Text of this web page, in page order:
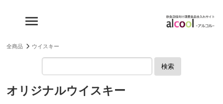
全商品 ウイスキー
検索
オリジナルウイスキー